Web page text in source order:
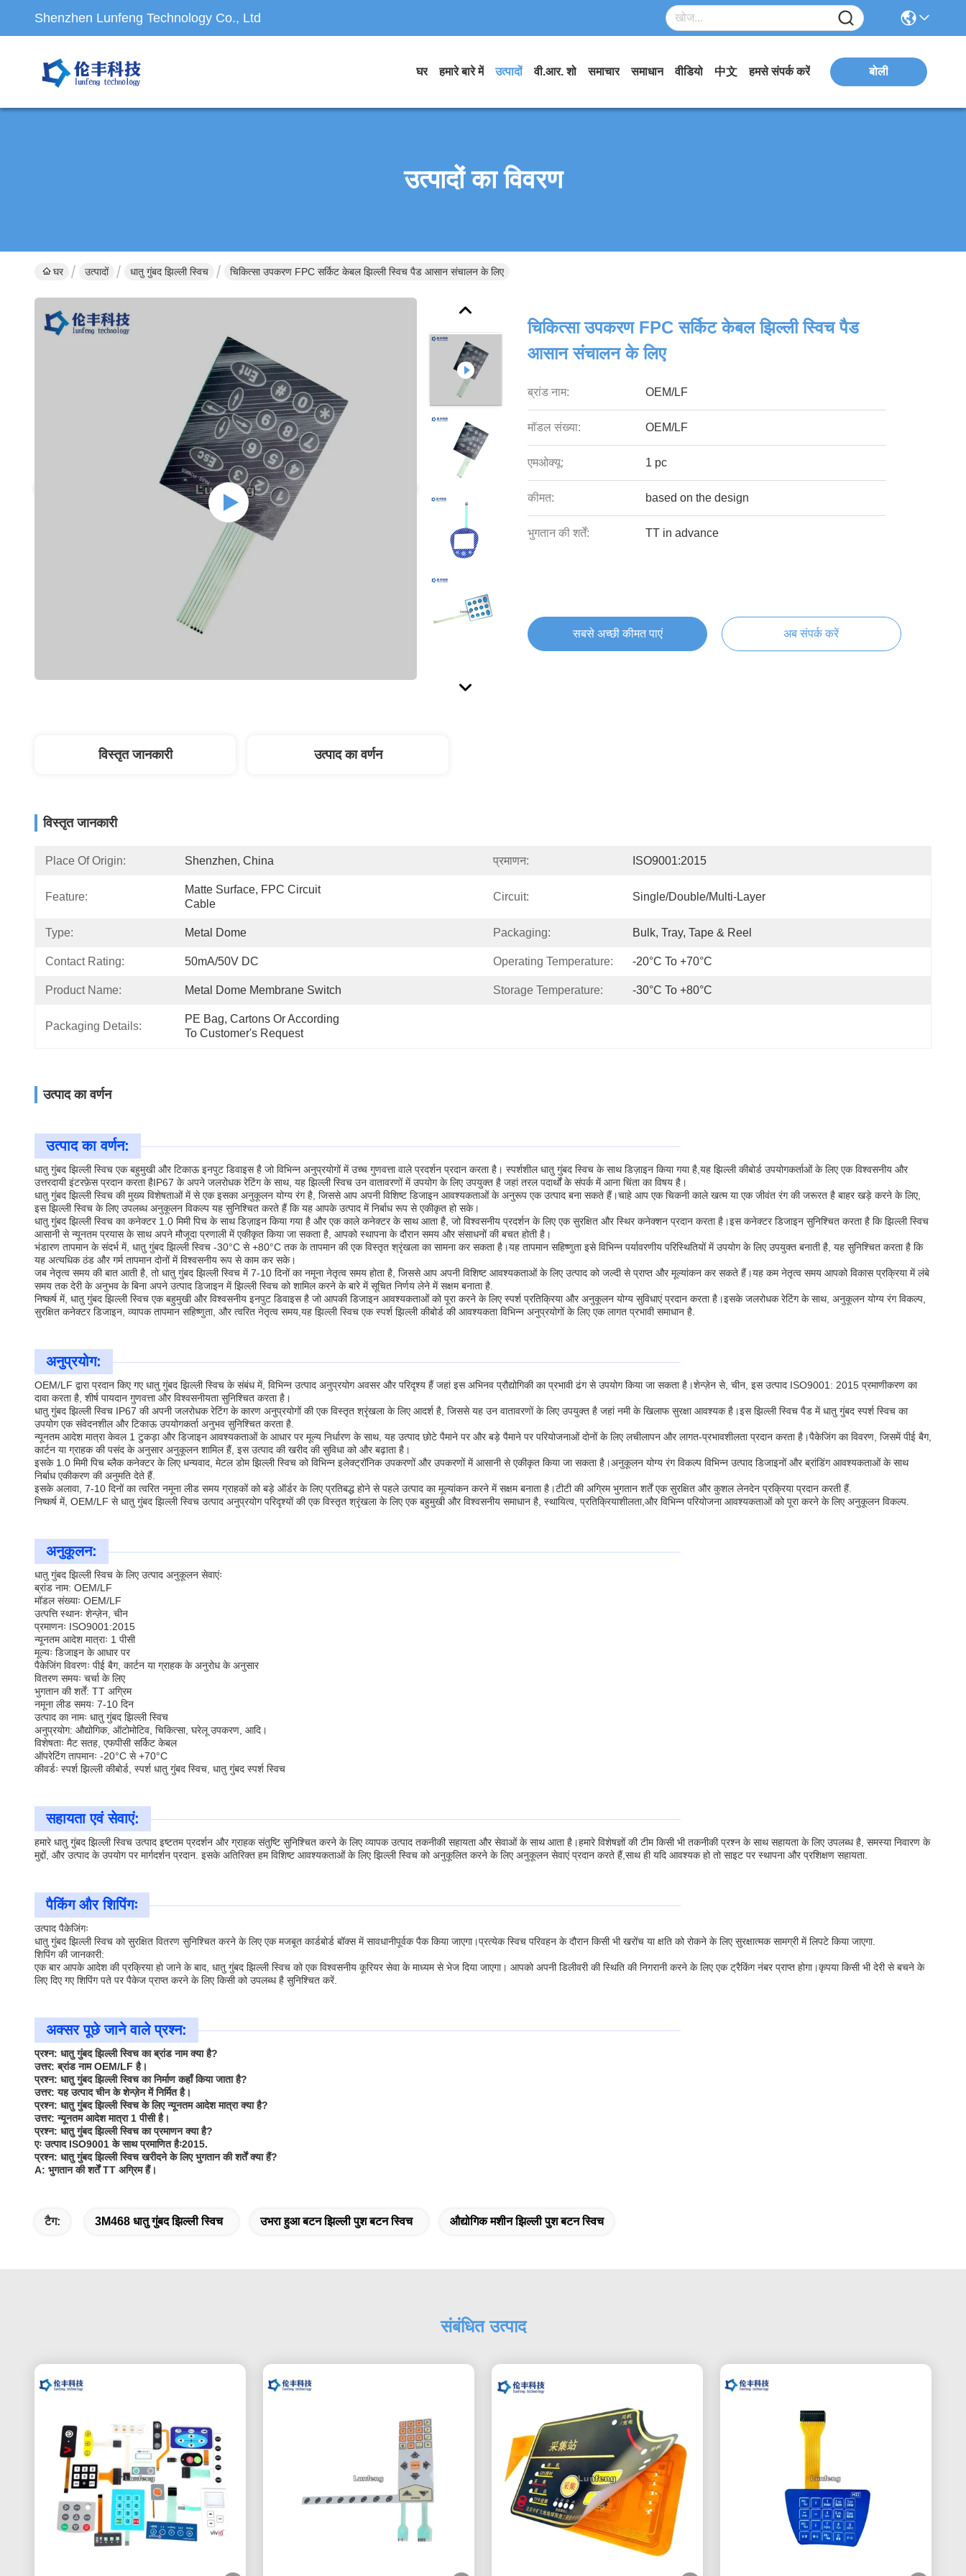
Shenzhen Lunfeng Technology Co., Ltd
घर हमारे बारे में उत्पादों वी.आर. शो समाचार समाधान वीडियो 中文 हमसे संपर्क करें बोली
उत्पादों का विवरण
घर उत्पादों धातु गुंबद झिल्ली स्विच चिकित्सा उपकरण FPC सर्किट केबल झिल्ली स्विच पैड आसान संचालन के लिए
चिकित्सा उपकरण FPC सर्किट केबल झिल्ली स्विच पैड
आसान संचालन के लिए
ब्रांड नाम: OEM/LF
मॉडल संख्या: OEM/LF
एमओक्यू: 1 pc
कीमत: based on the design
भुगतान की शर्तें: TT in advance
सबसे अच्छी कीमत पाएं अब संपर्क करें
विस्तृत जानकारी उत्पाद का वर्णन
विस्तृत जानकारी
Place Of Origin: Shenzhen, China प्रमाणन: ISO9001:2015
Feature:
Matte Surface, FPC Circuit
Cable
Circuit: Single/Double/Multi-Layer
Type: Metal Dome Packaging: Bulk, Tray, Tape & Reel
Contact Rating: 50mA/50V DC Operating Temperature: -20°C To +70°C
Product Name: Metal Dome Membrane Switch Storage Temperature: -30°C To +80°C
Packaging Details:
PE Bag, Cartons Or According
To Customer's Request
उत्पाद का वर्णन
उत्पाद का वर्णन:
धातु गुंबद झिल्ली स्विच एक बहुमुखी और टिकाऊ इनपुट डिवाइस है जो विभिन्न अनुप्रयोगों में उच्च गुणवत्ता वाले प्रदर्शन प्रदान करता है। स्पर्शशील धातु गुंबद स्विच के साथ डिज़ाइन किया गया है,यह झिल्ली कीबोर्ड उपयोगकर्ताओं के लिए एक विश्वसनीय और
उत्तरदायी इंटरफ़ेस प्रदान करता हैIP67 के अपने जलरोधक रेटिंग के साथ, यह झिल्ली स्विच उन वातावरणों में उपयोग के लिए उपयुक्त है जहां तरल पदार्थों के संपर्क में आना चिंता का विषय है।
धातु गुंबद झिल्ली स्विच की मुख्य विशेषताओं में से एक इसका अनुकूलन योग्य रंग है, जिससे आप अपनी विशिष्ट डिजाइन आवश्यकताओं के अनुरूप एक उत्पाद बना सकते हैं।चाहे आप एक चिकनी काले खत्म या एक जीवंत रंग की जरूरत है बाहर खड़े करने के लिए,
इस झिल्ली स्विच के लिए उपलब्ध अनुकूलन विकल्प यह सुनिश्चित करते हैं कि यह आपके उत्पाद में निर्बाध रूप से एकीकृत हो सके।
धातु गुंबद झिल्ली स्विच का कनेक्टर 1.0 मिमी पिच के साथ डिज़ाइन किया गया है और एक काले कनेक्टर के साथ आता है, जो विश्वसनीय प्रदर्शन के लिए एक सुरक्षित और स्थिर कनेक्शन प्रदान करता है।इस कनेक्टर डिजाइन सुनिश्चित करता है कि झिल्ली स्विच
आसानी से न्यूनतम प्रयास के साथ अपने मौजूदा प्रणाली में एकीकृत किया जा सकता है, आपको स्थापना के दौरान समय और संसाधनों की बचत होती है।
भंडारण तापमान के संदर्भ में, धातु गुंबद झिल्ली स्विच -30°C से +80°C तक के तापमान की एक विस्तृत श्रृंखला का सामना कर सकता है।यह तापमान सहिष्णुता इसे विभिन्न पर्यावरणीय परिस्थितियों में उपयोग के लिए उपयुक्त बनाती है, यह सुनिश्चित करता है कि
यह अत्यधिक ठंड और गर्म तापमान दोनों में विश्वसनीय रूप से काम कर सके।
जब नेतृत्व समय की बात आती है, तो धातु गुंबद झिल्ली स्विच में 7-10 दिनों का नमूना नेतृत्व समय होता है, जिससे आप अपनी विशिष्ट आवश्यकताओं के लिए उत्पाद को जल्दी से प्राप्त और मूल्यांकन कर सकते हैं।यह कम नेतृत्व समय आपको विकास प्रक्रिया में लंबे
समय तक देरी के अनुभव के बिना अपने उत्पाद डिजाइन में झिल्ली स्विच को शामिल करने के बारे में सूचित निर्णय लेने में सक्षम बनाता है.
निष्कर्ष में, धातु गुंबद झिल्ली स्विच एक बहुमुखी और विश्वसनीय इनपुट डिवाइस है जो आपकी डिजाइन आवश्यकताओं को पूरा करने के लिए स्पर्श प्रतिक्रिया और अनुकूलन योग्य सुविधाएं प्रदान करता है।इसके जलरोधक रेटिंग के साथ, अनुकूलन योग्य रंग विकल्प,
सुरक्षित कनेक्टर डिजाइन, व्यापक तापमान सहिष्णुता, और त्वरित नेतृत्व समय,यह झिल्ली स्विच एक स्पर्श झिल्ली कीबोर्ड की आवश्यकता विभिन्न अनुप्रयोगों के लिए एक लागत प्रभावी समाधान है.
अनुप्रयोग:
OEM/LF द्वारा प्रदान किए गए धातु गुंबद झिल्ली स्विच के संबंध में, विभिन्न उत्पाद अनुप्रयोग अवसर और परिदृश्य हैं जहां इस अभिनव प्रौद्योगिकी का प्रभावी ढंग से उपयोग किया जा सकता है।शेन्ज़ेन से, चीन, इस उत्पाद ISO9001: 2015 प्रमाणीकरण का
दावा करता है, शीर्ष पायदान गुणवत्ता और विश्वसनीयता सुनिश्चित करता है।
धातु गुंबद झिल्ली स्विच IP67 की अपनी जलरोधक रेटिंग के कारण अनुप्रयोगों की एक विस्तृत श्रृंखला के लिए आदर्श है, जिससे यह उन वातावरणों के लिए उपयुक्त है जहां नमी के खिलाफ सुरक्षा आवश्यक है।इस झिल्ली स्विच पैड में धातु गुंबद स्पर्श स्विच का
उपयोग एक संवेदनशील और टिकाऊ उपयोगकर्ता अनुभव सुनिश्चित करता है.
न्यूनतम आदेश मात्रा केवल 1 टुकड़ा और डिजाइन आवश्यकताओं के आधार पर मूल्य निर्धारण के साथ, यह उत्पाद छोटे पैमाने पर और बड़े पैमाने पर परियोजनाओं दोनों के लिए लचीलापन और लागत-प्रभावशीलता प्रदान करता है।पैकेजिंग का विवरण, जिसमें पीई बैग,
कार्टन या ग्राहक की पसंद के अनुसार अनुकूलन शामिल हैं, इस उत्पाद की खरीद की सुविधा को और बढ़ाता है।
इसके 1.0 मिमी पिच ब्लैक कनेक्टर के लिए धन्यवाद, मेटल डोम झिल्ली स्विच को विभिन्न इलेक्ट्रॉनिक उपकरणों और उपकरणों में आसानी से एकीकृत किया जा सकता है।अनुकूलन योग्य रंग विकल्प विभिन्न उत्पाद डिजाइनों और ब्रांडिंग आवश्यकताओं के साथ
निर्बाध एकीकरण की अनुमति देते हैं.
इसके अलावा, 7-10 दिनों का त्वरित नमूना लीड समय ग्राहकों को बड़े ऑर्डर के लिए प्रतिबद्ध होने से पहले उत्पाद का मूल्यांकन करने में सक्षम बनाता है।टीटी की अग्रिम भुगतान शर्तें एक सुरक्षित और कुशल लेनदेन प्रक्रिया प्रदान करती हैं.
निष्कर्ष में, OEM/LF से धातु गुंबद झिल्ली स्विच उत्पाद अनुप्रयोग परिदृश्यों की एक विस्तृत श्रृंखला के लिए एक बहुमुखी और विश्वसनीय समाधान है, स्थायित्व, प्रतिक्रियाशीलता,और विभिन्न परियोजना आवश्यकताओं को पूरा करने के लिए अनुकूलन विकल्प.
अनुकूलन:
धातु गुंबद झिल्ली स्विच के लिए उत्पाद अनुकूलन सेवाएंः
ब्रांड नाम: OEM/LF
मॉडल संख्याः OEM/LF
उत्पत्ति स्थानः शेन्ज़ेन, चीन
प्रमाणनः ISO9001:2015
न्यूनतम आदेश मात्राः 1 पीसी
मूल्यः डिजाइन के आधार पर
पैकेजिंग विवरणः पीई बैग, कार्टन या ग्राहक के अनुरोध के अनुसार
वितरण समयः चर्चा के लिए
भुगतान की शर्तें: TT अग्रिम
नमूना लीड समयः 7-10 दिन
उत्पाद का नामः धातु गुंबद झिल्ली स्विच
अनुप्रयोग: औद्योगिक, ऑटोमोटिव, चिकित्सा, घरेलू उपकरण, आदि।
विशेषताः मैट सतह, एफपीसी सर्किट केबल
ऑपरेटिंग तापमानः -20°C से +70°C
कीवर्डः स्पर्श झिल्ली कीबोर्ड, स्पर्श धातु गुंबद स्विच, धातु गुंबद स्पर्श स्विच
सहायता एवं सेवाएं:
हमारे धातु गुंबद झिल्ली स्विच उत्पाद इष्टतम प्रदर्शन और ग्राहक संतुष्टि सुनिश्चित करने के लिए व्यापक उत्पाद तकनीकी सहायता और सेवाओं के साथ आता है।हमारे विशेषज्ञों की टीम किसी भी तकनीकी प्रश्न के साथ सहायता के लिए उपलब्ध है, समस्या निवारण के
मुद्दों, और उत्पाद के उपयोग पर मार्गदर्शन प्रदान. इसके अतिरिक्त हम विशिष्ट आवश्यकताओं के लिए झिल्ली स्विच को अनुकूलित करने के लिए अनुकूलन सेवाएं प्रदान करते हैं,साथ ही यदि आवश्यक हो तो साइट पर स्थापना और प्रशिक्षण सहायता.
पैकिंग और शिपिंगः
उत्पाद पैकेजिंगः
धातु गुंबद झिल्ली स्विच को सुरक्षित वितरण सुनिश्चित करने के लिए एक मजबूत कार्डबोर्ड बॉक्स में सावधानीपूर्वक पैक किया जाएगा।प्रत्येक स्विच परिवहन के दौरान किसी भी खरोंच या क्षति को रोकने के लिए सुरक्षात्मक सामग्री में लिपटे किया जाएगा.
शिपिंग की जानकारी:
एक बार आपके आदेश की प्रक्रिया हो जाने के बाद, धातु गुंबद झिल्ली स्विच को एक विश्वसनीय कूरियर सेवा के माध्यम से भेज दिया जाएगा। आपको अपनी डिलीवरी की स्थिति की निगरानी करने के लिए एक ट्रैकिंग नंबर प्राप्त होगा।कृपया किसी भी देरी से बचने के
लिए दिए गए शिपिंग पते पर पैकेज प्राप्त करने के लिए किसी को उपलब्ध है सुनिश्चित करें.
अक्सर पूछे जाने वाले प्रश्न:
प्रश्न: धातु गुंबद झिल्ली स्विच का ब्रांड नाम क्या है?
उत्तर: ब्रांड नाम OEM/LF है।
प्रश्न: धातु गुंबद झिल्ली स्विच का निर्माण कहाँ किया जाता है?
उत्तर: यह उत्पाद चीन के शेन्ज़ेन में निर्मित है।
प्रश्न: धातु गुंबद झिल्ली स्विच के लिए न्यूनतम आदेश मात्रा क्या है?
उत्तर: न्यूनतम आदेश मात्रा 1 पीसी है।
प्रश्न: धातु गुंबद झिल्ली स्विच का प्रमाणन क्या है?
एः उत्पाद ISO9001 के साथ प्रमाणित हैः2015.
प्रश्न: धातु गुंबद झिल्ली स्विच खरीदने के लिए भुगतान की शर्तें क्या हैं?
A: भुगतान की शर्तें TT अग्रिम हैं।
टैग: 3M468 धातु गुंबद झिल्ली स्विच उभरा हुआ बटन झिल्ली पुश बटन स्विच औद्योगिक मशीन झिल्ली पुश बटन स्विच
संबंधित उत्पाद